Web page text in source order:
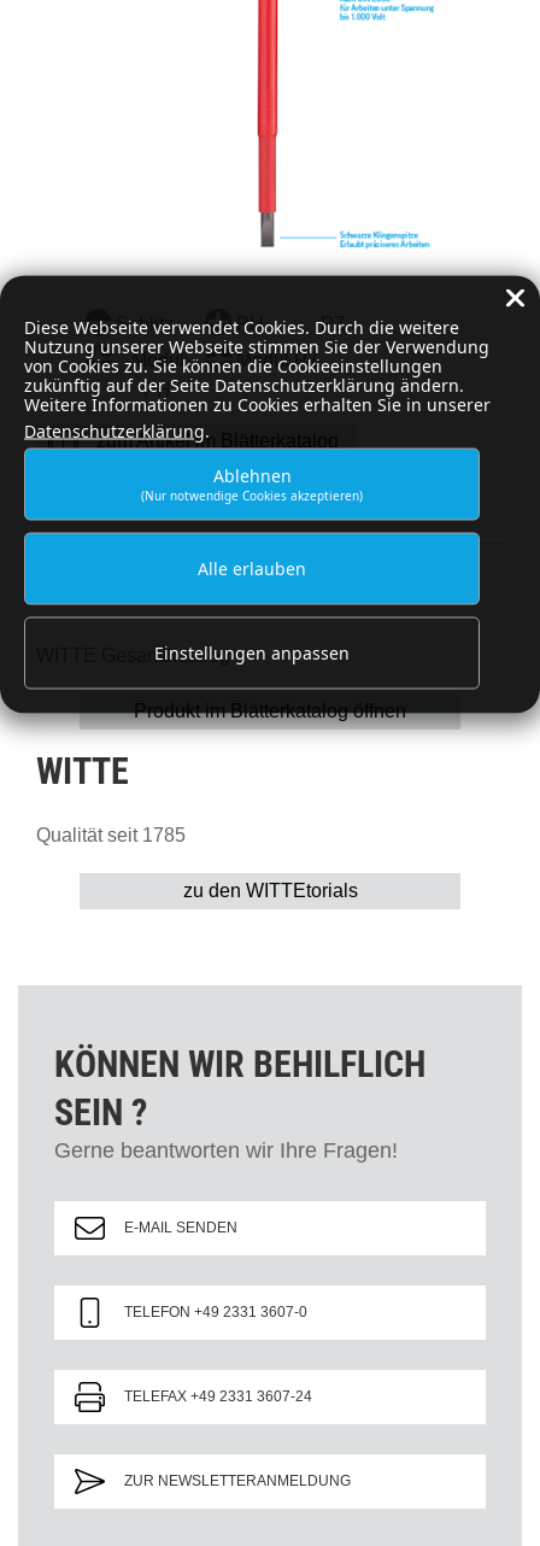
Schlitz PH
PZ
Modul
PH
Modul PZ
zum Artikel im Blätterkatalog
Produkt im Blätterkatalog öffnen
WITTE Gesamtkatalog
zu den WITTEtorials
WITTE
Qualität seit 1785
KÖNNEN WIR BEHILFLICH
SEIN ?
Gerne beantworten wir Ihre Fragen!
E-MAIL SENDEN
TELEFON +49 2331 3607-0
TELEFAX +49 2331 3607-24
ZUR NEWSLETTERANMELDUNG
Diese Webseite verwendet Cookies. Durch die weitere
Nutzung unserer Webseite stimmen Sie der Verwendung
von Cookies zu. Sie können die Cookieeinstellungen
zukünftig auf der Seite Datenschutzerklärung ändern.
Weitere Informationen zu Cookies erhalten Sie in unserer
Datenschutzerklärung.
Ablehnen
(Nur notwendige Cookies akzeptieren)
Alle erlauben
Einstellungen anpassen